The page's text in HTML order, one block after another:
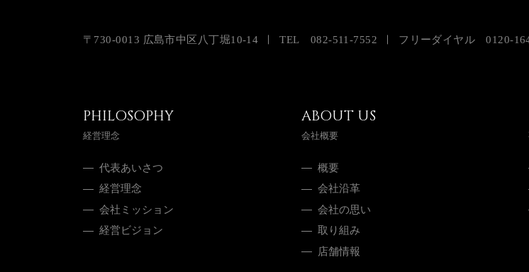
〒730-0013 広島市中区八丁堀10-14 TEL 082-511-7552 フリーダイヤル 0120-
PHILOSOPHY
経営理念
代表あいさつ
経営理念
会社ミッション
経営ビジョン
ABOUT US
会社概要
概要
会社沿革
会社の思い
取り組み
店舗情報